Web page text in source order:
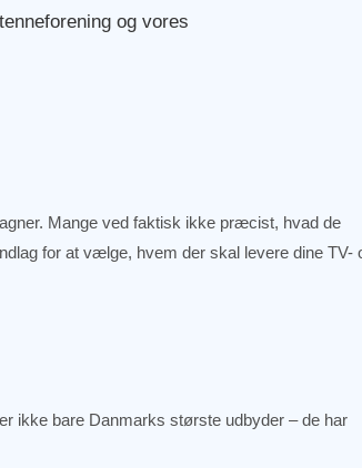
og vores
Mange ved faktisk ikke præcist, hvad de
for at vælge, hvem der skal levere dine TV-
ikke bare Danmarks største udbyder – de har